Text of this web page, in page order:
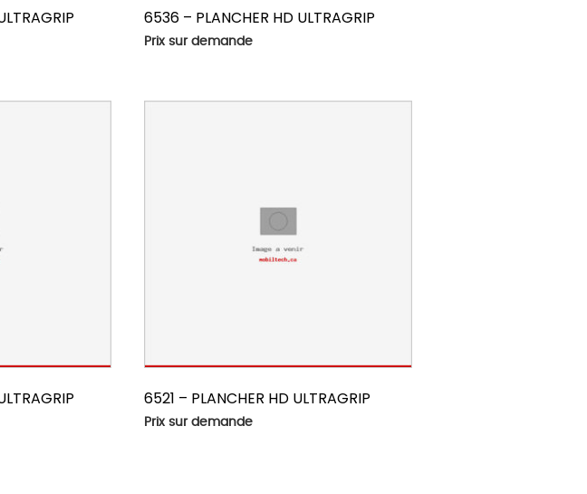
6536 – PLANCHER HD ULTRAGRIP
Prix sur demande
6521 – PLANCHER HD ULTRAGRIP
Prix sur demande